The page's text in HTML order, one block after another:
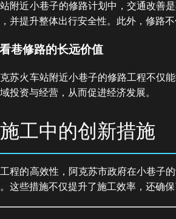
附近小巷子的修路计划中，交通改善
并提升整体出行安全性。此外，修路
巷修路的长远价值
苏火车站附近小巷子的修路工程不仅
投资与经营，从而促进经济发展。
工中的创新措施
程的高效性，阿克苏市政府在小巷子
这些措施不仅提升了施工效率，还确保